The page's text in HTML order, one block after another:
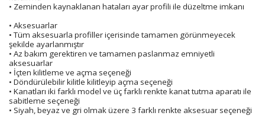
• Zeminden kaynaklanan hataları ayar profili ile düzeltme imkanı
• Aksesuarlar
• Tüm aksesuarla profiller içerisinde tamamen görünmeyecek
şekilde ayarlanmıştır
• Az bakım gerektiren ve tamamen paslanmaz emniyetli
aksesuarlar
• İçten kilitleme ve açma seçeneği
• Döndürülebilir kilitle kilitleyip açma seçeneği
• Kanatları iki farklı model ve üç farklı renkte kanat tutma aparatı ile
sabitleme seçeneği
• Siyah, beyaz ve gri olmak üzere 3 farklı renkte aksesuar seçeneği